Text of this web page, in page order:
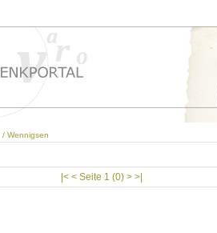
/ Wennigsen
|< < Seite 1 (0) > >|